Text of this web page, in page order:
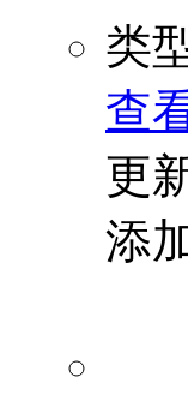
类
查
更
添